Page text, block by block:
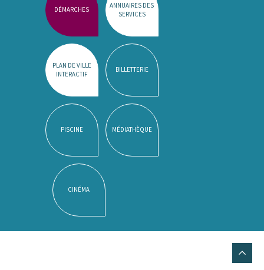
DÉMARCHES
ANNUAIRES DES
SERVICES
PLAN DE VILLE
INTERACTIF
BILLETTERIE
PISCINE MÉDIATHÈQUE
CINÉMA